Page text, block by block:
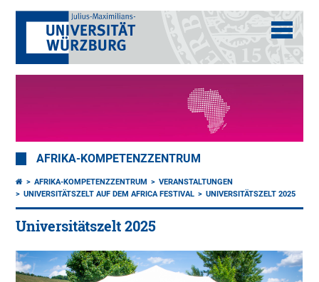
AFRIKA-KOMPETENZZENTRUM
AFRIKA-KOMPETENZZENTRUM
VERANSTALTUNGEN
UNIVERSITÄTSZELT AUF DEM AFRICA FESTIVAL
UNIVERSITÄTSZELT 2025
Universitätszelt 2025